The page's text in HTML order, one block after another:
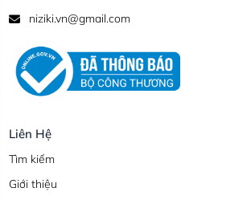
niziki.vn@gmail.com
Liên Hệ
Tìm kiếm
Giới thiệu